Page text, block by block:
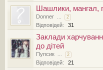
Шашлики, мангал,
Donner ... 2
Відповідей: 31
Заклади
до дітей
Пупсик ... 2
Відповідей: 21